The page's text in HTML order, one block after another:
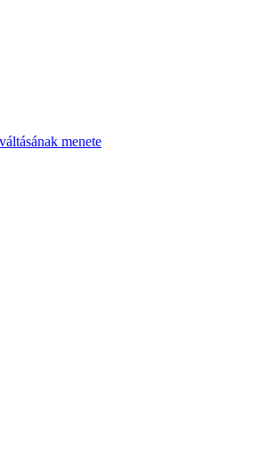
menete